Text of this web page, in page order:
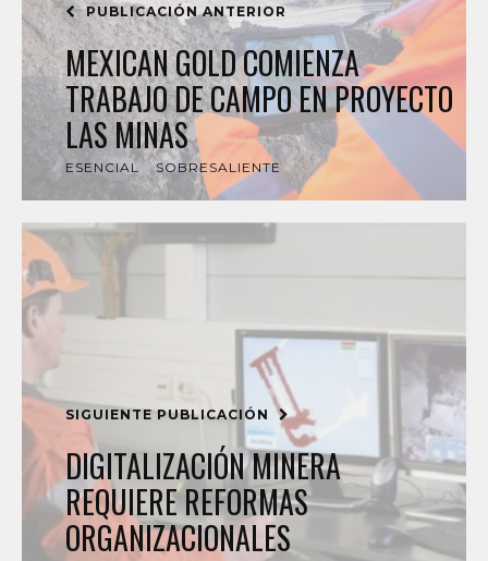
PUBLICACIÓN ANTERIOR
MEXICAN GOLD COMIENZA
TRABAJO DE CAMPO EN PROYECTO
LAS MINAS
ESENCIAL SOBRESALIENTE
SIGUIENTE PUBLICACIÓN
DIGITALIZACIÓN MINERA
REQUIERE REFORMAS
ORGANIZACIONALES